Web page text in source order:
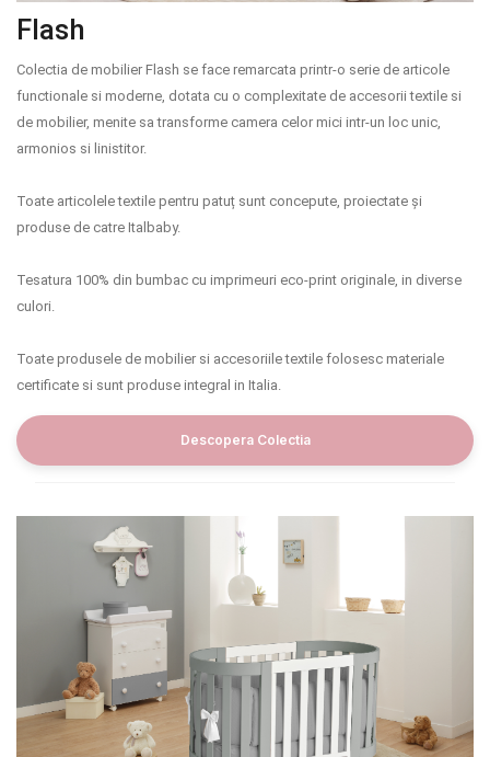
Flash
Colectia de mobilier Flash se face remarcata printr-o serie de articole
functionale si moderne, dotata cu o complexitate de accesorii textile si
de mobilier, menite sa transforme camera celor mici intr-un loc unic,
armonios si linistitor.
Toate articolele textile pentru patuț sunt concepute, proiectate și
produse de catre Italbaby.
Tesatura 100% din bumbac cu imprimeuri eco-print originale, in diverse
culori.
Toate produsele de mobilier si accesoriile textile folosesc materiale
certificate si sunt produse integral in Italia.
Descopera Colectia